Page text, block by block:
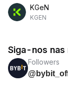
KGeN
KGEN
Siga-nos nas
Followers